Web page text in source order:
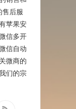
售后服
苹果安
信多开
信自动
微商的
们的宗